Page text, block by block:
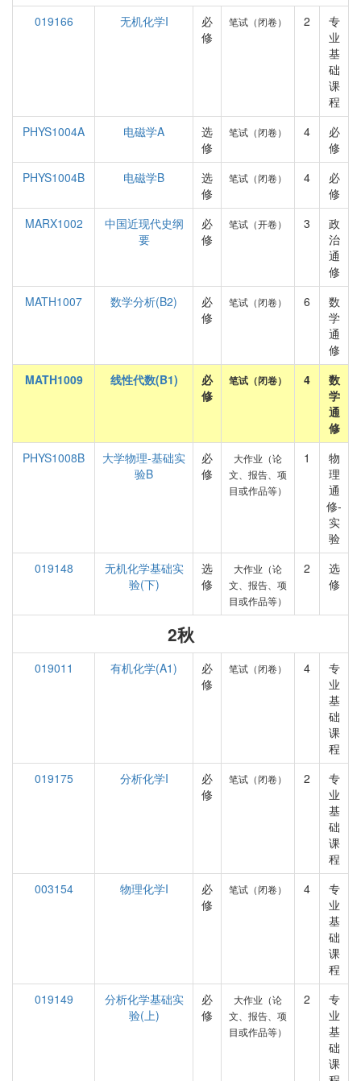
019166 无机化学I
必
修
笔试（闭卷） 2
专
业
基
础
课
程
PHYS1004A
电磁学A
选
修
笔试（闭卷） 4
必
修
PHYS1004B
电磁学B
选
修
笔试（闭卷） 4
必
修
MARX1002
中国近现代史纲
要
必
修
笔试（开卷） 3
政
治
通
修
MATH1007
数学分析(B2)
必
修
笔试（闭卷） 6
数
学
通
修
MATH1009
线性代数(B1)
必
修
笔试（闭卷） 4
数
学
通
修
PHYS1008B
大学物理-基础实
验B
必
修
大作业（论
文、报告、项
目或作品等）
1
物
理
通
修-
实
验
019148
无机化学基础实
验(下)
选
修
大作业（论
文、报告、项
目或作品等）
2
选
修
2秋
019011 有机化学(A1)
必
修
笔试（闭卷） 4
专
业
基
础
课
程
019175
分析化学I
必
修
笔试（闭卷） 2
专
业
基
础
课
程
003154
物理化学I
必
修
笔试（闭卷） 4
专
业
基
础
课
程
019149
分析化学基础实
验(上)
必
修
大作业（论
文、报告、项
目或作品等）
2
专
业
基
础
课